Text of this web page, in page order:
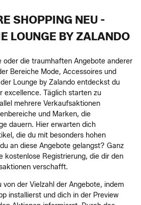
SHOPPING NEU -
LOUNGE BY ZALANDO
oder die traumhaften Angebote anderer
Bereiche Mode, Accessoires und
Lounge by Zalando entdeckst du
excellence. Täglich starten zu
mehrere Verkaufsaktionen
und Marken, die
dauern. Hier erwarten dich
die du mit besonders hohen
an diese Angebote gelangst? Ganz
kostenlose Registrierung, die dir den
verschafft.
der Vielzahl der Angebote, indem
installierst und dich in der Preview